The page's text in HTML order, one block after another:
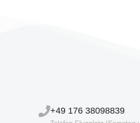
+49 176 38098839